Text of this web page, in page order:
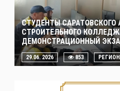
СТУДЕНТЫ САРАТОВСКОГО
СТРОИТЕЛЬНОГО
ДЕМОНСТРАЦИОННЫЙ
29.06. 2026 853